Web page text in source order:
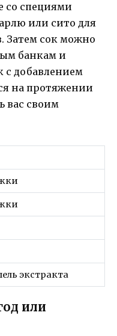
со специями
или сито для
Затем сок можно
банкам и
добавлением
на протяжении
вас своим
экстракта
или